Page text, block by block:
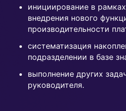
инициирование в
внедрения нового
производительности
систематизация
подразделении в базе
выполнение других
руководителя.